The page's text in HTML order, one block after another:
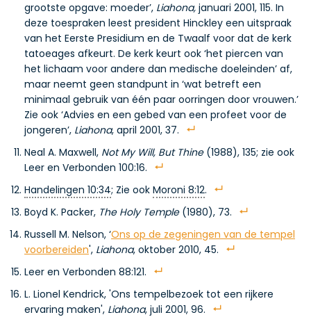
grootste opgave: moeder’, Liahona, januari 2001, 115. In
deze toespraken leest president Hinckley een uitspraak
van het Eerste Presidium en de Twaalf voor dat de kerk
tatoeages afkeurt. De kerk keurt ook ‘het piercen van
het lichaam voor andere dan medische doeleinden’ af,
maar neemt geen standpunt in ‘wat betreft een
minimaal gebruik van één paar oorringen door vrouwen.’
Zie ook ‘Advies en een gebed van een profeet voor de
jongeren’, Liahona, april 2001, 37.
Neal A. Maxwell, Not My Will, But Thine (1988), 135; zie ook
Leer en Verbonden 100:16.
Handelingen 10:34; Zie ook Moroni 8:12.
Boyd K. Packer, The Holy Temple (1980), 73.
Russell M. Nelson, ‘Ons op de zegeningen van de tempel
voorbereiden', Liahona, oktober 2010, 45.
Leer en Verbonden 88:121.
L. Lionel Kendrick, 'Ons tempelbezoek tot een rijkere
ervaring maken', Liahona, juli 2001, 96.